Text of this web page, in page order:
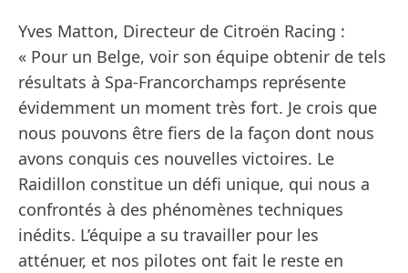
Yves Matton, Directeur de Citroën Racing :
« Pour un Belge, voir son équipe obtenir de tels
résultats à Spa-Francorchamps représente
évidemment un moment très fort. Je crois que
nous pouvons être fiers de la façon dont nous
avons conquis ces nouvelles victoires. Le
Raidillon constitue un défi unique, qui nous a
confrontés à des phénomènes techniques
inédits. L’équipe a su travailler pour les
atténuer, et nos pilotes ont fait le reste en